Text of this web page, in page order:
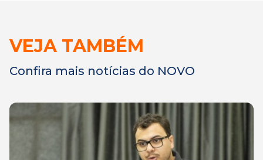
VEJA TAMBÉM
Confira mais notícias do NOVO